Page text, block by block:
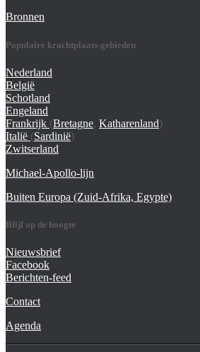
Bronnen
Populaire krachtplaats-gebieden
Nederland
België
Schotland
Engeland
Frankrijk (Bretagne, Katharenland)
Italië (Sardinië)
Zwitserland
Michael-Apollo-lijn
Buiten Europa (Zuid-Afrika, Egypte)
Blijf op de hoogte
Nieuwsbrief
Facebook
Berichten-feed
Contact
Agenda